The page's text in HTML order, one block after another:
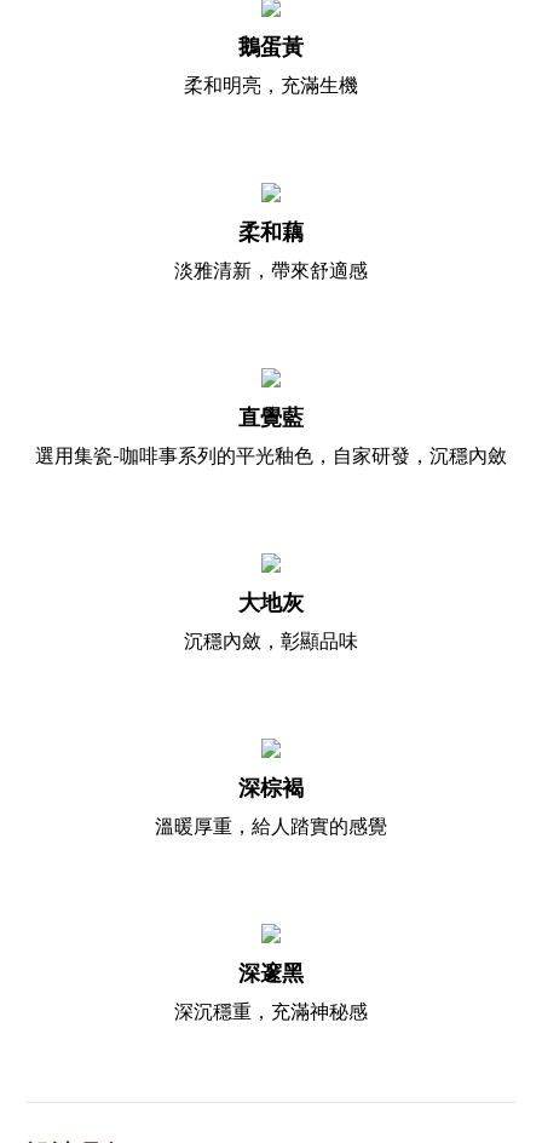
鵝蛋黃
柔和明亮，充滿生機
柔和藕
淡雅清新，帶來舒適感
直覺藍
選用集瓷-咖啡事系列的平光釉色，自家研發，沉穩內斂
大地灰
沉穩內斂，彰顯品味
深棕褐
溫暖厚重，給人踏實的感覺
深邃黑
深沉穩重，充滿神秘感